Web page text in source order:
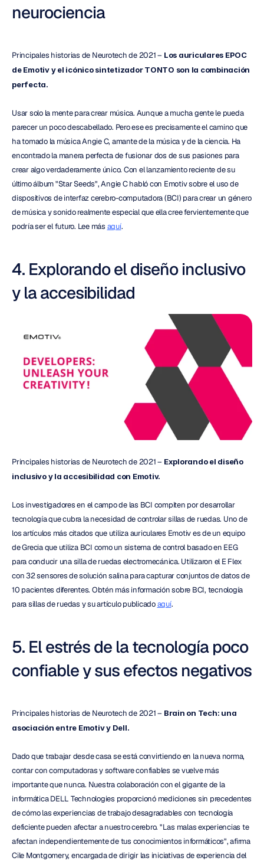
neurociencia
Principales historias de Neurotech de 2021 – Los auriculares EPOC
de Emotiv y el icónico sintetizador TONTO son la combinación
perfecta.
Usar solo la mente para crear música. Aunque a mucha gente le pueda
parecer un poco descabellado. Pero ese es precisamente el camino que
ha tomado la música Angie C, amante de la música y de la ciencia. Ha
encontrado la manera perfecta de fusionar dos de sus pasiones para
crear algo verdaderamente único. Con el lanzamiento reciente de su
último álbum "Star Seeds", Angie C habló con Emotiv sobre el uso de
dispositivos de interfaz cerebro-computadora (BCI) para crear un género
de música y sonido realmente especial que ella cree fervientemente que
podría ser el futuro. Lee más aquí.
4. Explorando el diseño inclusivo
y la accesibilidad
Principales historias de Neurotech de 2021 – Explorando el diseño
inclusivo y la accesibilidad con Emotiv.
Los investigadores en el campo de las BCI compiten por desarrollar
tecnología que cubra la necesidad de controlar sillas de ruedas. Uno de
los artículos más citados que utiliza auriculares Emotiv es de un equipo
de Grecia que utiliza BCI como un sistema de control basado en EEG
para conducir una silla de ruedas electromecánica. Utilizaron el E Flex
con 32 sensores de solución salina para capturar conjuntos de datos de
10 pacientes diferentes. Obtén más información sobre BCI, tecnología
para sillas de ruedas y su artículo publicado aquí.
5. El estrés de la tecnología poco
confiable y sus efectos negativos
Principales historias de Neurotech de 2021 – Brain on Tech: una
asociación entre Emotiv y Dell.
Dado que trabajar desde casa se está convirtiendo en la nueva norma,
contar con computadoras y software confiables se vuelve más
importante que nunca. Nuestra colaboración con el gigante de la
informática DELL Technologies proporcionó mediciones sin precedentes
de cómo las experiencias de trabajo desagradables con tecnología
deficiente pueden afectar a nuestro cerebro. "Las malas experiencias te
afectan independientemente de tus conocimientos informáticos", afirma
Cile Montgomery, encargada de dirigir las iniciativas de experiencia del